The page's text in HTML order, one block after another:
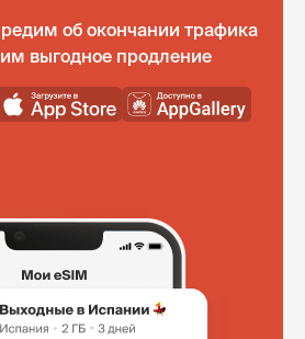
об окончании трафика
выгодное продление